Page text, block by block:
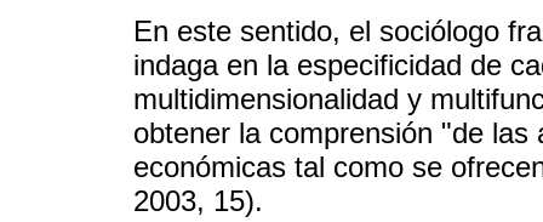
En este sentido, el sociólogo
indaga en la especificidad de
multidimensionalidad y
obtener la comprensión "de
económicas tal como se
2003, 15).